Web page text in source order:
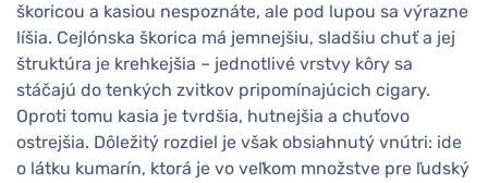
škoricou a kasiou nespoznáte, ale pod lupou sa výrazne
líšia. Cejlónska škorica má jemnejšiu, sladšiu chuť a jej
štruktúra je krehkejšia – jednotlivé vrstvy kôry sa
stáčajú do tenkých zvitkov pripomínajúcich cigary.
Oproti tomu kasia je tvrdšia, hutnejšia a chuťovo
ostrejšia. Dôležitý rozdiel je však obsiahnutý vnútri: ide
o látku kumarín, ktorá je vo veľkom množstve pre ľudský